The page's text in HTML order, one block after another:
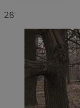
28